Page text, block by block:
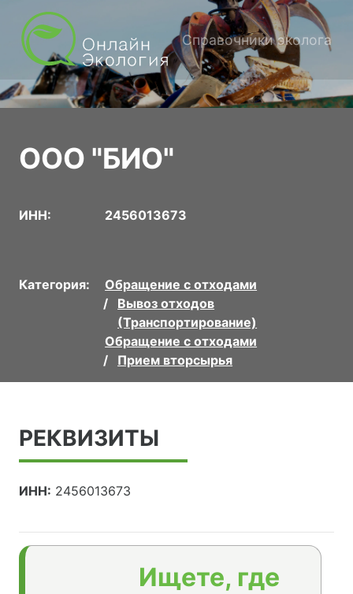
Справочники эколога
ООО "БИО"
ИНН: 2456013673
Категория:
Обращение с отходами
Вывоз отходов
(Транспортирование)
Обращение с отходами
Прием вторсырья
РЕКВИЗИТЫ
ИНН: 2456013673
Ищете, где